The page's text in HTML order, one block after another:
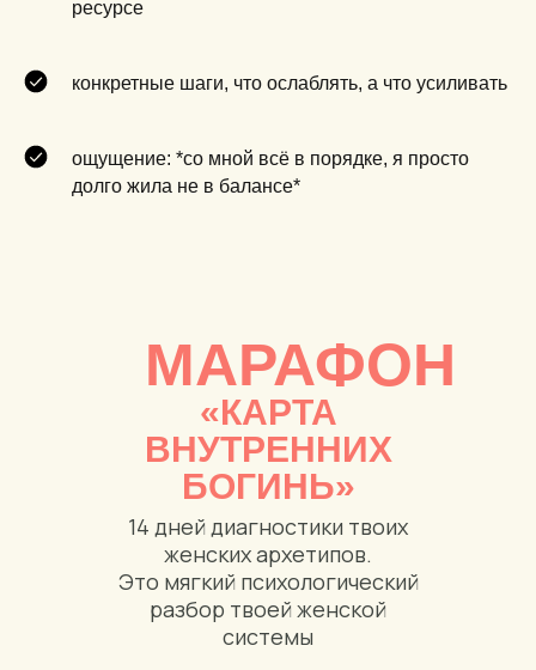
ресурсе
конкретные шаги, что ослаблять, а что усиливать
ощущение: *со мной всё в порядке, я просто
долго жила не в балансе*
«КАРТА
ВНУТРЕННИХ
БОГИНЬ»
МАРАФОН
14 дней диагностики твоих
женских архетипов.
Это мягкий психологический
разбор твоей женской
системы